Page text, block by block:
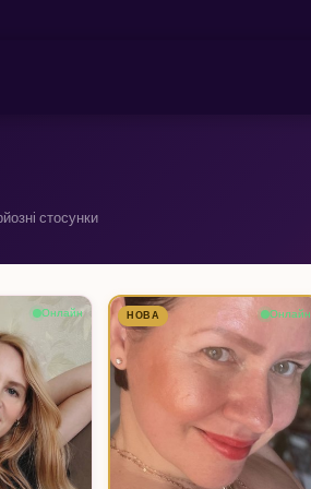
стосунки
Онлайн 1 Онлайн
НОВА